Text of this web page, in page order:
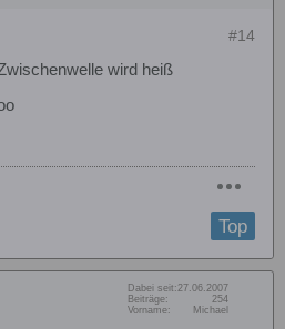
#14
wird heiß
Top
Dabei seit:27.06.2007
Beiträge:
254
Vorname:
Michael